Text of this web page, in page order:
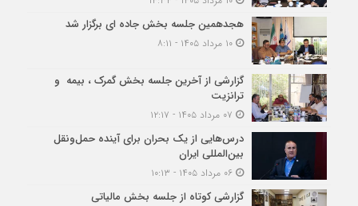
هجدهمین جلسه بخش جاده ای برگزار شد
۱۰ مرداد ۱۴۰۵ - ۸:۱۱
گزارشی از آخرین جلسه بخش گمرک ، بیمه و
ترانزیت
درس‌هایی از یک بحران برای آینده حمل‌ونقل
بین‌المللی ایران
گزارشی کوتاه از جلسه بخش مالیاتی